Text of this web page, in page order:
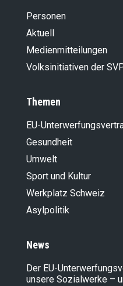
Personen
Aktuell
Medienmitteilungen
Volksinitiativen der
Themen
EU-
Gesundheit
Umwelt
Sport und Kultur
Werkplatz Schweiz
Asylpolitik
News
Der EU-
unsere Sozialwerke –